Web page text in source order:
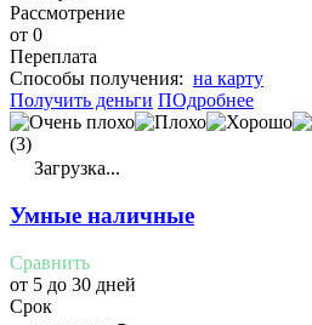
Рассмотрение
от 0
Переплата
Cпособы получения: на карту
Получить деньги ПОдробнее
(3)
Загрузка...
Умные наличные
Сравнить
от 5 до 30 дней
Срок